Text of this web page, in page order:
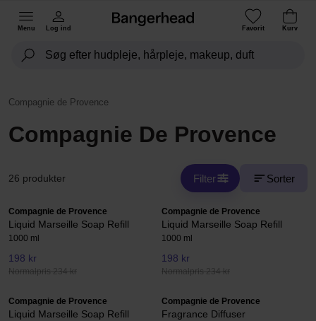
Menu Log ind Favorit Kurv
Compagnie de Provence
Compagnie De Provence
26 produkter Filter Sorter
Compagnie de Provence
Liquid Marseille Soap Refill
1000 ml
198 kr
Normalpris 234 kr
Compagnie de Provence
Liquid Marseille Soap Refill
1000 ml
198 kr
Normalpris 234 kr
Compagnie de Provence
Liquid Marseille Soap Refill
Compagnie de Provence
Fragrance Diffuser